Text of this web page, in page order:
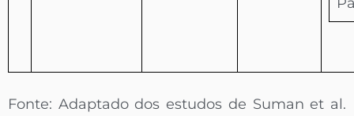
Fonte: Adaptado dos estudos de Suman et al.